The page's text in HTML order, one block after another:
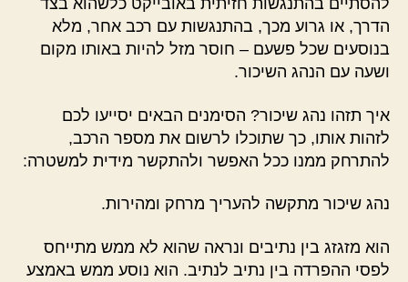
להסתיים בהתנגשות חזיתית באובייקט כלשהוא בצד
הדרך, או גרוע מכך, בהתנגשות עם רכב אחר, מלא
בנוסעים שכל פשעם – חוסר מזל להיות באותו מקום
ושעה עם הנהג השיכור.
איך תזהו נהג שיכור? הסימנים הבאים יסייעו לכם
לזהות אותו, כך שתוכלו לרשום את מספר הרכב,
להתרחק ממנו ככל האפשר ולהתקשר מידית למשטרה:
נהג שיכור מתקשה להעריך מרחק ומהירות.
הוא מזגזג בין נתיבים ונראה שהוא לא ממש מתייחס
לפסי ההפרדה בין נתיב לנתיב. הוא נוסע ממש באמצע